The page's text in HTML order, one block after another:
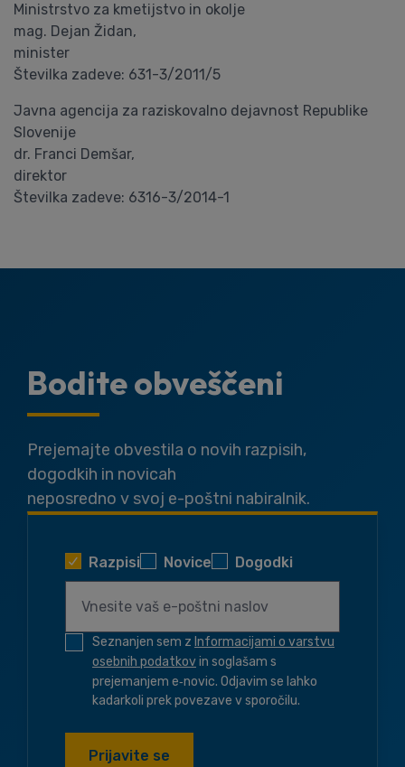
Ministrstvo za kmetijstvo in okolje
mag. Dejan Židan,
minister
Številka zadeve: 631-3/2011/5
Javna agencija za raziskovalno dejavnost Republike
Slovenije
dr. Franci Demšar,
direktor
Številka zadeve: 6316-3/2014-1
Bodite obveščeni
Prejemajte obvestila o novih razpisih,
dogodkih in novicah
neposredno v svoj e-poštni nabiralnik.
Razpisi Novice Dogodki
Seznanjen sem z Informacijami o varstvu
osebnih podatkovin soglašam s
prejemanjem e‑novic. Odjavim se lahko
kadarkoli prek povezave v sporočilu.
Prijavite se